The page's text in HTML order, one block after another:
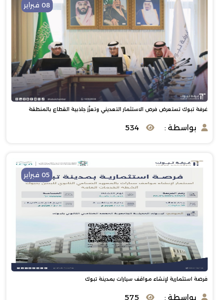
08 فبراير
غرفة تبوك تستعرض فرص الاستثمار التعديني وتعزّز جاذبية القطاع بالمنطقة
بواسطة : 534
05 فبراير
فرصة استثمارية لإنشاء مواقف سيارات بمدينة تبوك
بواسطة : 575